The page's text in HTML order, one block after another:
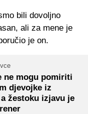
bili dovoljno
ali za mene je
je on.
ne mogu pomiriti
djevojke iz
žestoku izjavu je